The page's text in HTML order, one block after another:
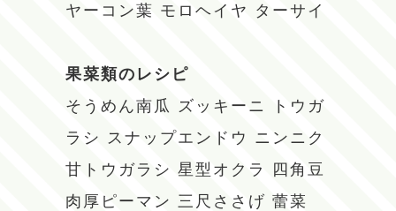
ヤーコン葉 モロヘイヤ ターサイ
果菜類のレシピ
そうめん南瓜
ズッキーニ
トウガ
ラシ
スナップエンドウ ニンニク
甘トウガラシ 星型オクラ
四角豆
肉厚ピーマン 三尺ささげ 蕾菜